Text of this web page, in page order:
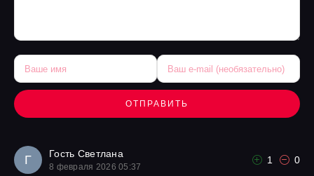
ОТПРАВИТЬ
Г Гость Светлана
8 февраля 2026 05:37
1 0